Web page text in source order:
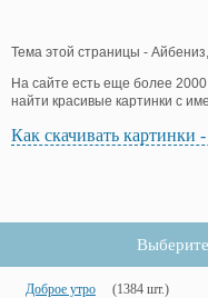
Тема этой страницы -
На сайте есть еще более
найти красивые картинки с
Как скачивать картинки
Доброе утро (1384 шт.)